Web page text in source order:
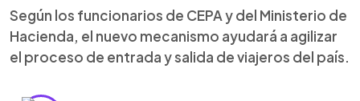
Según los funcionarios de CEPA y del Ministerio de
Hacienda, el nuevo mecanismo ayudará a agilizar
el proceso de entrada y salida de viajeros del país.